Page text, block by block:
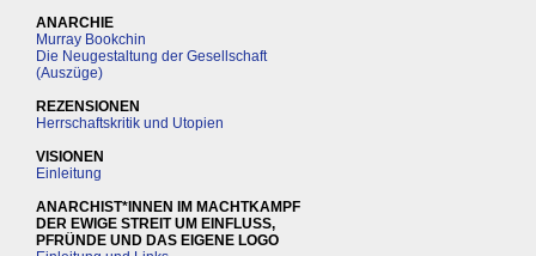
ANARCHIE
Murray Bookchin
Die Neugestaltung der Gesellschaft
(Auszüge)
REZENSIONEN
Herrschaftskritik und Utopien
VISIONEN
Einleitung
ANARCHIST*INNEN IM MACHTKAMPF
DER EWIGE STREIT UM EINFLUSS,
PFRÜNDE UND DAS EIGENE LOGO